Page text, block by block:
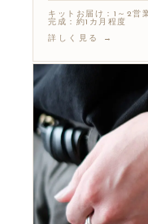
キットお届け：1～2営
完成：約1カ月程度
詳しく見る →